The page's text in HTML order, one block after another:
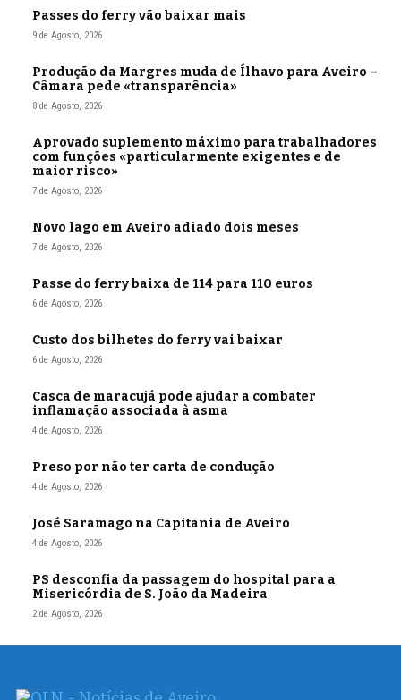
Passes do ferry vão baixar mais
9 de Agosto, 2026
Produção da Margres muda de Ílhavo para Aveiro –
Câmara pede «transparência»
8 de Agosto, 2026
Aprovado suplemento máximo para trabalhadores
com funções «particularmente exigentes e de
maior risco»
7 de Agosto, 2026
Novo lago em Aveiro adiado dois meses
7 de Agosto, 2026
Passe do ferry baixa de 114 para 110 euros
6 de Agosto, 2026
Custo dos bilhetes do ferry vai baixar
6 de Agosto, 2026
Casca de maracujá pode ajudar a combater
inflamação associada à asma
4 de Agosto, 2026
Preso por não ter carta de condução
4 de Agosto, 2026
José Saramago na Capitania de Aveiro
4 de Agosto, 2026
PS desconfia da passagem do hospital para a
Misericórdia de S. João da Madeira
2 de Agosto, 2026